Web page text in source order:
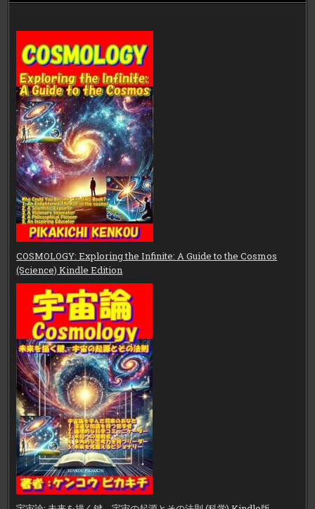
COSMOLOGY: Exploring the Infinite: A Guide to the Cosmos
(Science) Kindle Edition